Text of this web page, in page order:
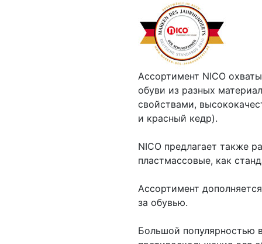
Ассортимент NICO
обуви из разных
свойствами,
и красный кедр).
NICO предлагает также
пластмассовые, как
Ассортимент
за обувью.
Большой популярностью